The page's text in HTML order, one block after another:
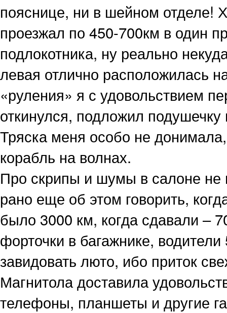
пояснице, ни в шейном отделе!
проезжал по 450-700км в один
подлокотника, ну реально
левая отлично расположилась
«руления» я с удовольствием
откинулся, подложил
Тряска меня особо не
корабль на волнах.
Про скрипы и шумы в салоне не
рано еще об этом говорить,
было 3000 км, когда сдавали –
форточки в багажнике,
завидовать люто, ибо приток
Магнитола доставила
телефоны, планшеты и другие